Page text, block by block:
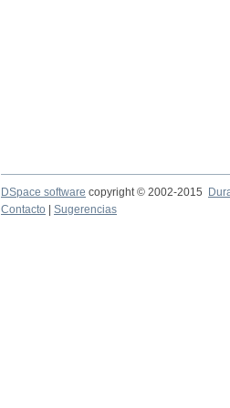
DSpace software copyright © 2002-2015
Contacto
Sugerencias